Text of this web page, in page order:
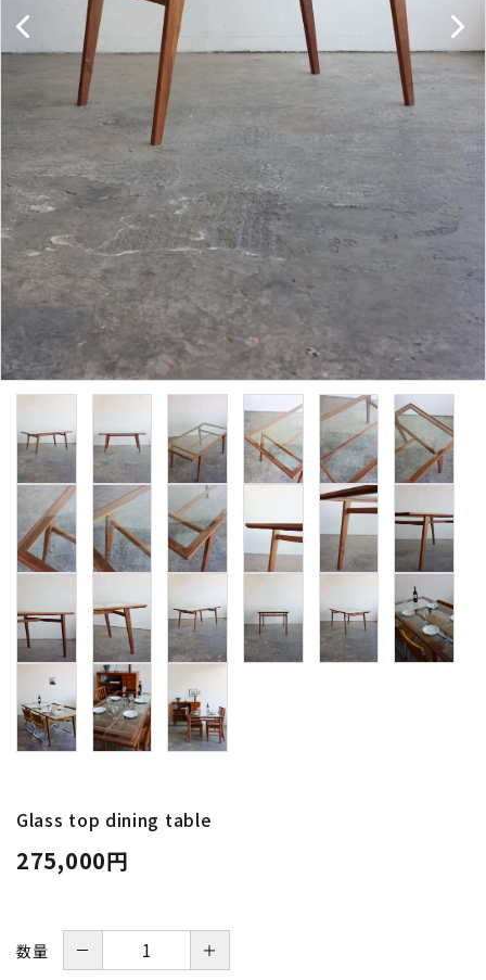
照明
ドア
雑貨
その他
BRAND
お気に入りリスト
卸販売
デザイナーまとめ
アフターケア
メンテナンスについて
ギャラリー・シーン
納品事例
エキシビジョン・展示会
INFORMATION
ログイン person 新規会員登録
Glass top dining table
275,000円
数量 － ＋